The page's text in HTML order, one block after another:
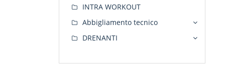
INTRA WORKOUT
Abbigliamento tecnico
DRENANTI